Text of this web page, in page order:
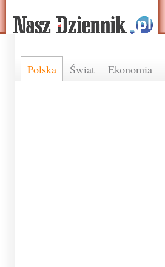
Polska Świat Ekonomia